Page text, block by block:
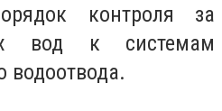
контроля за
вод к системам
водоотвода.